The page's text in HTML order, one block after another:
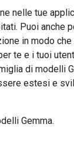
nelle tue
Puoi anche
in modo che
te e i tuoi
di modelli
estesi e
Gemma.